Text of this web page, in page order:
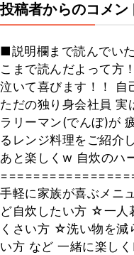
投稿者からのコメン
■説明欄まで読んでい
こまで読んだよって方
泣いて喜びます！！ 自
ただの独り身会社員 実
ラリーマン(でんぼ)が
るレンジ料理をご紹介
あと楽しくw 自炊のハ
手軽に家族が喜ぶメニ
ど自炊したい方 ☆一人
くさい方 ☆洗い物を減
い方 など 一緒に楽し